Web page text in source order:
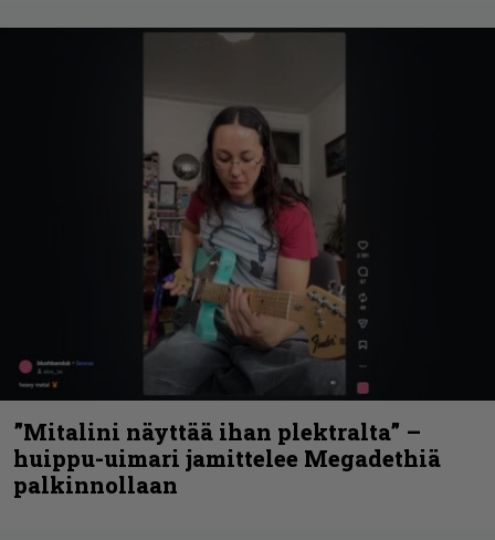
”Mitalini näyttää ihan plektralta” –
huippu-uimari jamittelee Megadethiä
palkinnollaan